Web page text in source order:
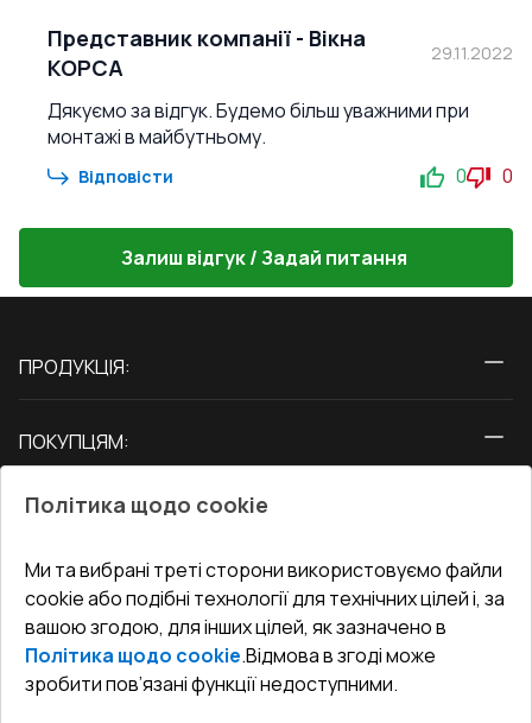
Представник компанії - Вікна
КОРСА
29.11.2022
Дякуємо за відгук. Будемо більш уважними при
монтажі в майбутньому.
Відповісти 0 0
Залиш відгук / Задай питання
ПРОДУКЦІЯ:
Двері
ПОКУПЦЯМ:
Блог
Адреса гіпермаркета
Як правильно заміряти вікна
СЕРВІС ТА ОБЛУГОВУВАННЯ:
Доставка і Оплата
Гарантія та Сервіс
Повернення товару
Договір публічної оферти
КОНТАКТИ
Офіс:Україна, м. Вінниця, вул. Келецька 60 кв. 61
undefined(undefined)
Політика щодо cookie
Ми та вибрані треті сторони використовуємо файли
cookie або подібні технології для технічних цілей і, за
вашою згодою, для інших цілей, як зазначено в
Політика щодо cookie.Відмова в згоді може
зробити пов’язані функції недоступними.